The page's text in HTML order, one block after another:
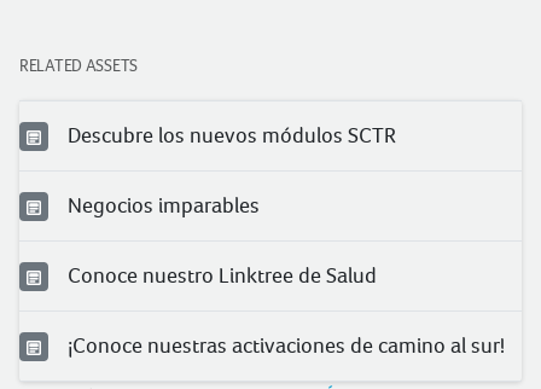
RELATED ASSETS
Descubre los nuevos módulos SCTR
Negocios imparables
Conoce nuestro Linktree de Salud
¡Conoce nuestras activaciones de camino al sur!